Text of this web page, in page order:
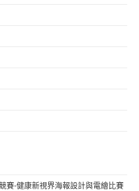
賽-健康新視界海報設計與電繪比賽